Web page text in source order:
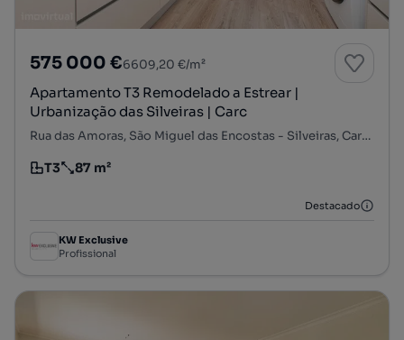
575 000 €6609,20 €/m²
Apartamento T3 Remodelado a Estrear |
Urbanização das Silveiras | Carc
Rua das Amoras, São Miguel das Encostas - Silveiras, Carcavelos e Parede, Cascais, Lisboa
Tipologia
T3
Preço por metro quadrado
87 m²
Destacado
KW Exclusive
Profissional